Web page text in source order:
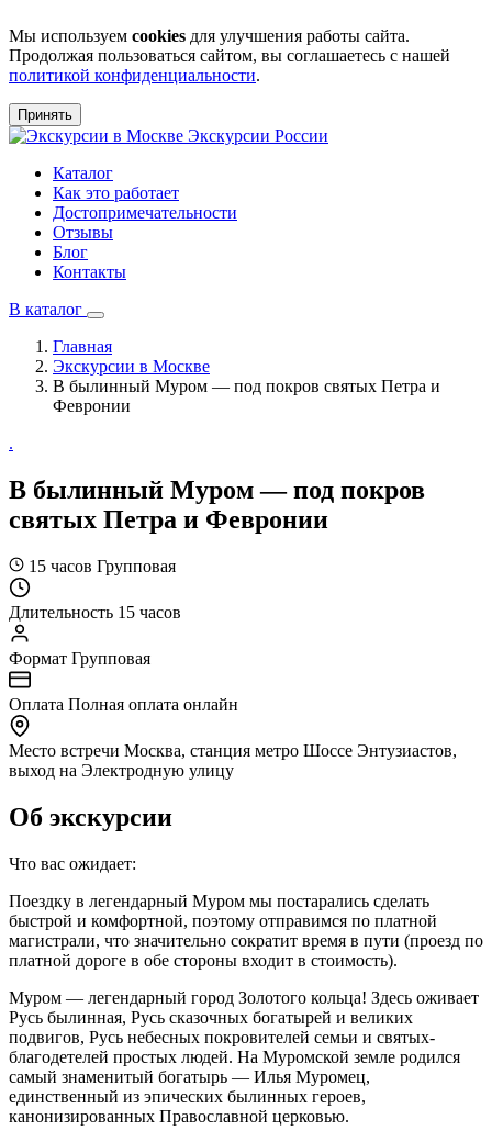
Мы используем cookies для улучшения работы сайта.
Продолжая пользоваться сайтом, вы соглашаетесь с нашей
политикой конфиденциальности.
Принять
Экскурсии России
Каталог
Как это работает
Достопримечательности
Отзывы
Блог
Контакты
В каталог
Главная
Экскурсии в Москве
В былинный Муром — под покров святых Петра и
Февронии
.
В былинный Муром — под покров
святых Петра и Февронии
15 часов Групповая
Длительность 15 часов
Формат Групповая
Оплата Полная оплата онлайн
Место встречи Москва, станция метро Шоссе Энтузиастов,
выход на Электродную улицу
Об экскурсии
Что вас ожидает:
Поездку в легендарный Муром мы постарались сделать
быстрой и комфортной, поэтому отправимся по платной
магистрали, что значительно сократит время в пути (проезд по
платной дороге в обе стороны входит в стоимость).
Муром — легендарный город Золотого кольца! Здесь оживает
Русь былинная, Русь сказочных богатырей и великих
подвигов, Русь небесных покровителей семьи и святых-
благодетелей простых людей. На Муромской земле родился
самый знаменитый богатырь — Илья Муромец,
единственный из эпических былинных героев,
канонизированных Православной церковью.